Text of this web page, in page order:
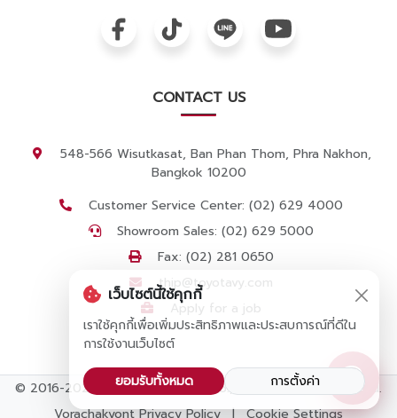
เว็บไซต์นี้ใช้คุกกี้
เราใช้คุกกี้เพื่อเพิ่มประสิทธิภาพและประสบการณ์ที่ดีใน
การใช้งานเว็บไซต์
ยอมรับทั้งหมด
การตั้งค่า
CONTACT US
548-566 Wisutkasat, Ban Phan Thom, Phra Nakhon,
Bangkok 10200
Customer Service Center: (02) 629 4000
Showroom Sales: (02) 629 5000
Fax: (02) 281 0650
thip@toyotavy.com
Apply for a job
© 2016-2025 by Vorachak Yont Co., Ltd. All Rights Reserved.
Vorachakyont Privacy Policy
| Cookie Settings